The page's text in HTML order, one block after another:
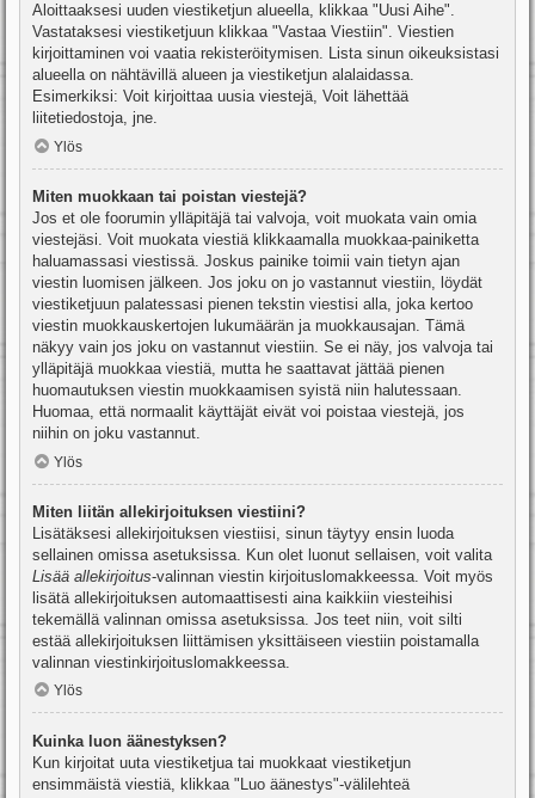
Aloittaaksesi uuden viestiketjun alueella, klikkaa "Uusi Aihe".
Vastataksesi viestiketjuun klikkaa "Vastaa Viestiin". Viestien
kirjoittaminen voi vaatia rekisteröitymisen. Lista sinun oikeuksistasi
alueella on nähtävillä alueen ja viestiketjun alalaidassa.
Esimerkiksi: Voit kirjoittaa uusia viestejä, Voit lähettää
liitetiedostoja, jne.
Ylös
Miten muokkaan tai poistan viestejä?
Jos et ole foorumin ylläpitäjä tai valvoja, voit muokata vain omia
viestejäsi. Voit muokata viestiä klikkaamalla muokkaa-painiketta
haluamassasi viestissä. Joskus painike toimii vain tietyn ajan
viestin luomisen jälkeen. Jos joku on jo vastannut viestiin, löydät
viestiketjuun palatessasi pienen tekstin viestisi alla, joka kertoo
viestin muokkauskertojen lukumäärän ja muokkausajan. Tämä
näkyy vain jos joku on vastannut viestiin. Se ei näy, jos valvoja tai
ylläpitäjä muokkaa viestiä, mutta he saattavat jättää pienen
huomautuksen viestin muokkaamisen syistä niin halutessaan.
Huomaa, että normaalit käyttäjät eivät voi poistaa viestejä, jos
niihin on joku vastannut.
Ylös
Miten liitän allekirjoituksen viestiini?
Lisätäksesi allekirjoituksen viestiisi, sinun täytyy ensin luoda
sellainen omissa asetuksissa. Kun olet luonut sellaisen, voit valita
Lisää allekirjoitus-valinnan viestin kirjoituslomakkeessa. Voit myös
lisätä allekirjoituksen automaattisesti aina kaikkiin viesteihisi
tekemällä valinnan omissa asetuksissa. Jos teet niin, voit silti
estää allekirjoituksen liittämisen yksittäiseen viestiin poistamalla
valinnan viestinkirjoituslomakkeessa.
Ylös
Kuinka luon äänestyksen?
Kun kirjoitat uuta viestiketjua tai muokkaat viestiketjun
ensimmäistä viestiä, klikkaa "Luo äänestys"-välilehteä